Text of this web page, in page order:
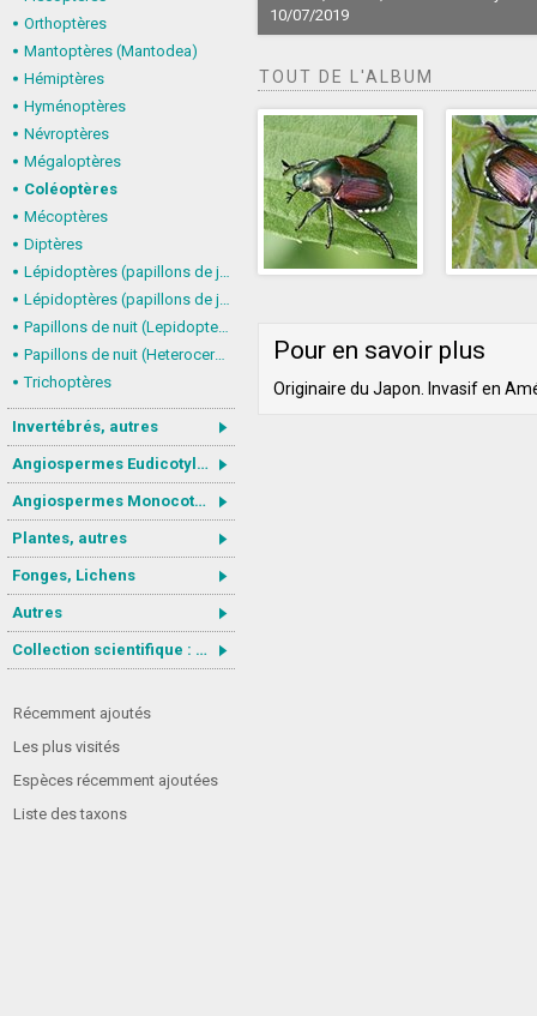
Orthoptères
Mantoptères (Mantodea)
Hémiptères
Hyménoptères
Névroptères
Mégaloptères
Coléoptères
Mécoptères
Diptères
Lépidoptères (papillons de jour) : nymphalidés
Lépidoptères (papillons de jour, Rhopalocera), autres
Papillons de nuit (Lepidoptera, Heterocera) : Noctuoidea
Papillons de nuit (Heterocera), autres
Trichoptères
Invertébrés, autres
Angiospermes Eudicotylédones
Angiospermes Monocotylédones
Plantes, autres
Fonges, Lichens
Autres
Collection scientifique : Gastrotricha
Récemment ajoutés
Les plus visités
Espèces récemment ajoutées
Liste des taxons
10/07/2019
TOUT DE L'ALBUM
Pour en savoir plus
Originaire du Japon. Invasif en